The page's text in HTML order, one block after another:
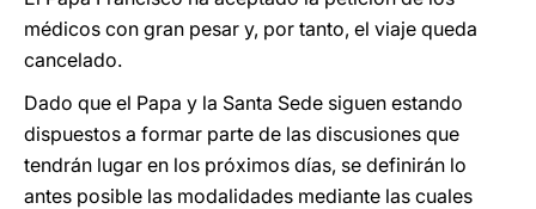
médicos con gran pesar y, por tanto, el viaje queda
cancelado.
Dado que el Papa y la Santa Sede siguen estando
dispuestos a formar parte de las discusiones que
tendrán lugar en los próximos días, se definirán lo
antes posible las modalidades mediante las cuales